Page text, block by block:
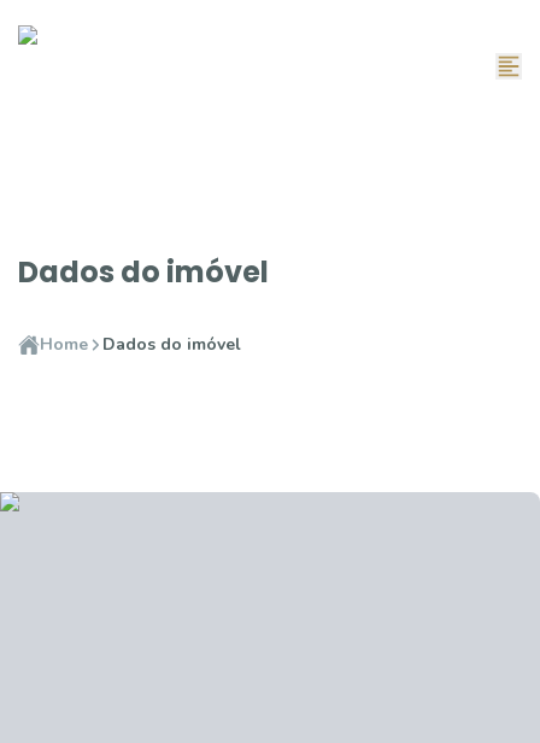
Dados do imóvel
Home Dados do imóvel